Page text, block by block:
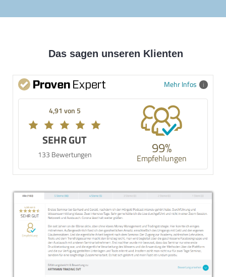
Das sagen unseren Klienten
Mehr Infos
4,91 von 5
SEHR GUT
133 Bewertungen 99%
Empfehlungen